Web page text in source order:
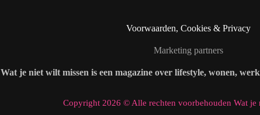
Voorwaarden, Cookies & Privacy
Marketing partners
Wat je niet wilt missen is een magazine over lifestyle, wonen,
Copyright 2026 © Alle rechten voorbehouden Wat je